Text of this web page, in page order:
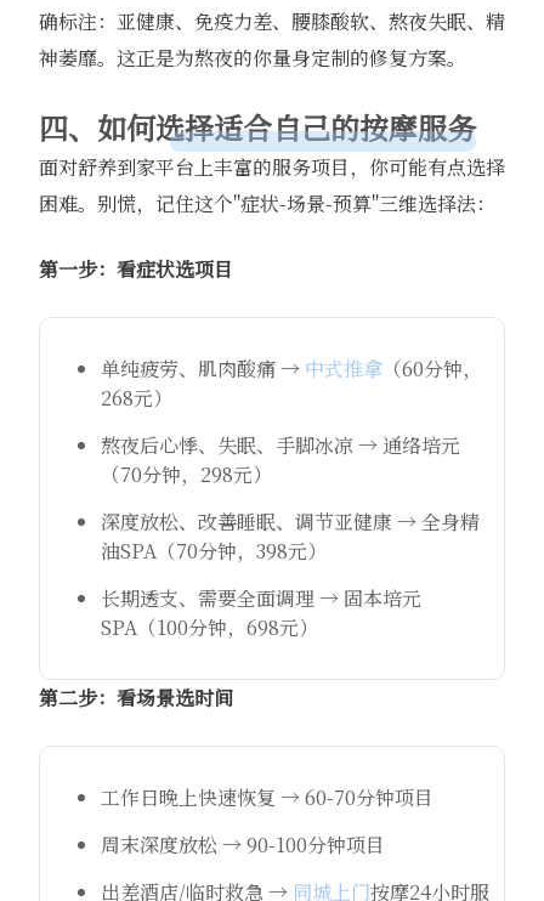
确标注：亚健康、免疫力差、腰膝酸软、熬夜失眠、精
神萎靡。这正是为熬夜的你量身定制的修复方案。
四、如何选择适合自己的按摩服务
面对舒养到家平台上丰富的服务项目，你可能有点选择
困难。别慌，记住这个"症状-场景-预算"三维选择法：
第一步：看症状选项目
单纯疲劳、肌肉酸痛 → 中式推拿（60分钟，
268元）
熬夜后心悸、失眠、手脚冰凉 → 通络培元
（70分钟，298元）
深度放松、改善睡眠、调节亚健康 → 全身精
油SPA（70分钟，398元）
长期透支、需要全面调理 → 固本培元
SPA（100分钟，698元）
第二步：看场景选时间
工作日晚上快速恢复 → 60-70分钟项目
周末深度放松 → 90-100分钟项目
出差酒店/临时救急 → 同城上门按摩24小时服